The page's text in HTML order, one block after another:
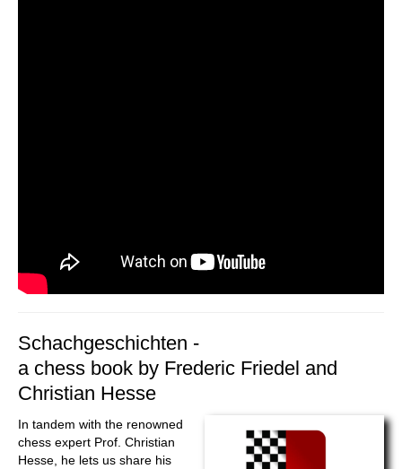
Schachgeschichten -
a chess book by Frederic Friedel and
Christian Hesse
In tandem with the renowned
chess expert Prof. Christian
Hesse, he lets us share his